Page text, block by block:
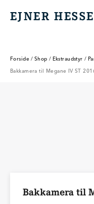
EJNER HESSEL
EJNER
Forside / Shop / Ekstraudstyr /
Bakkamera til Megane IV ST
Bakkamera til